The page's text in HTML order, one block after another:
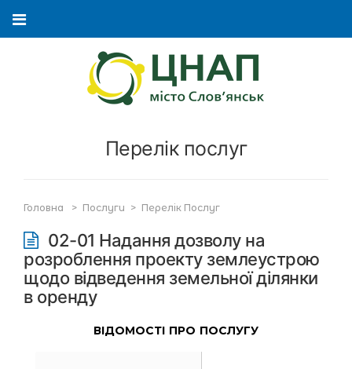
Перелік послуг
Головна > Послуги > Перелік Послуг
02-01 Надання дозволу на
розроблення проекту землеустрою
щодо відведення земельної ділянки
в оренду
ВІДОМОСТІ ПРО ПОСЛУГУ